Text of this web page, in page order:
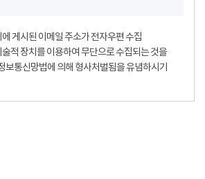
게시된 이메일 주소가 전자우편 수집
적 장치를 이용하여 무단으로 수집되는 것을
보통신망법에 의해 형사처벌됨을 유념하시기